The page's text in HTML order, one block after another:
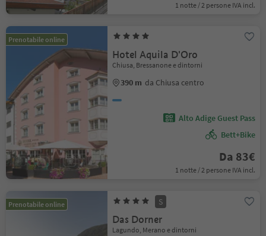
1 notte / 2 persone IVA incl.
Prenotabile online
Hotel Aquila D'Oro
Chiusa, Bressanone e dintorni
390 m da Chiusa centro
Alto Adige Guest Pass
Bett+Bike
Da 83€
1 notte / 2 persone IVA incl.
Prenotabile online S
Das Dorner
Lagundo, Merano e dintorni